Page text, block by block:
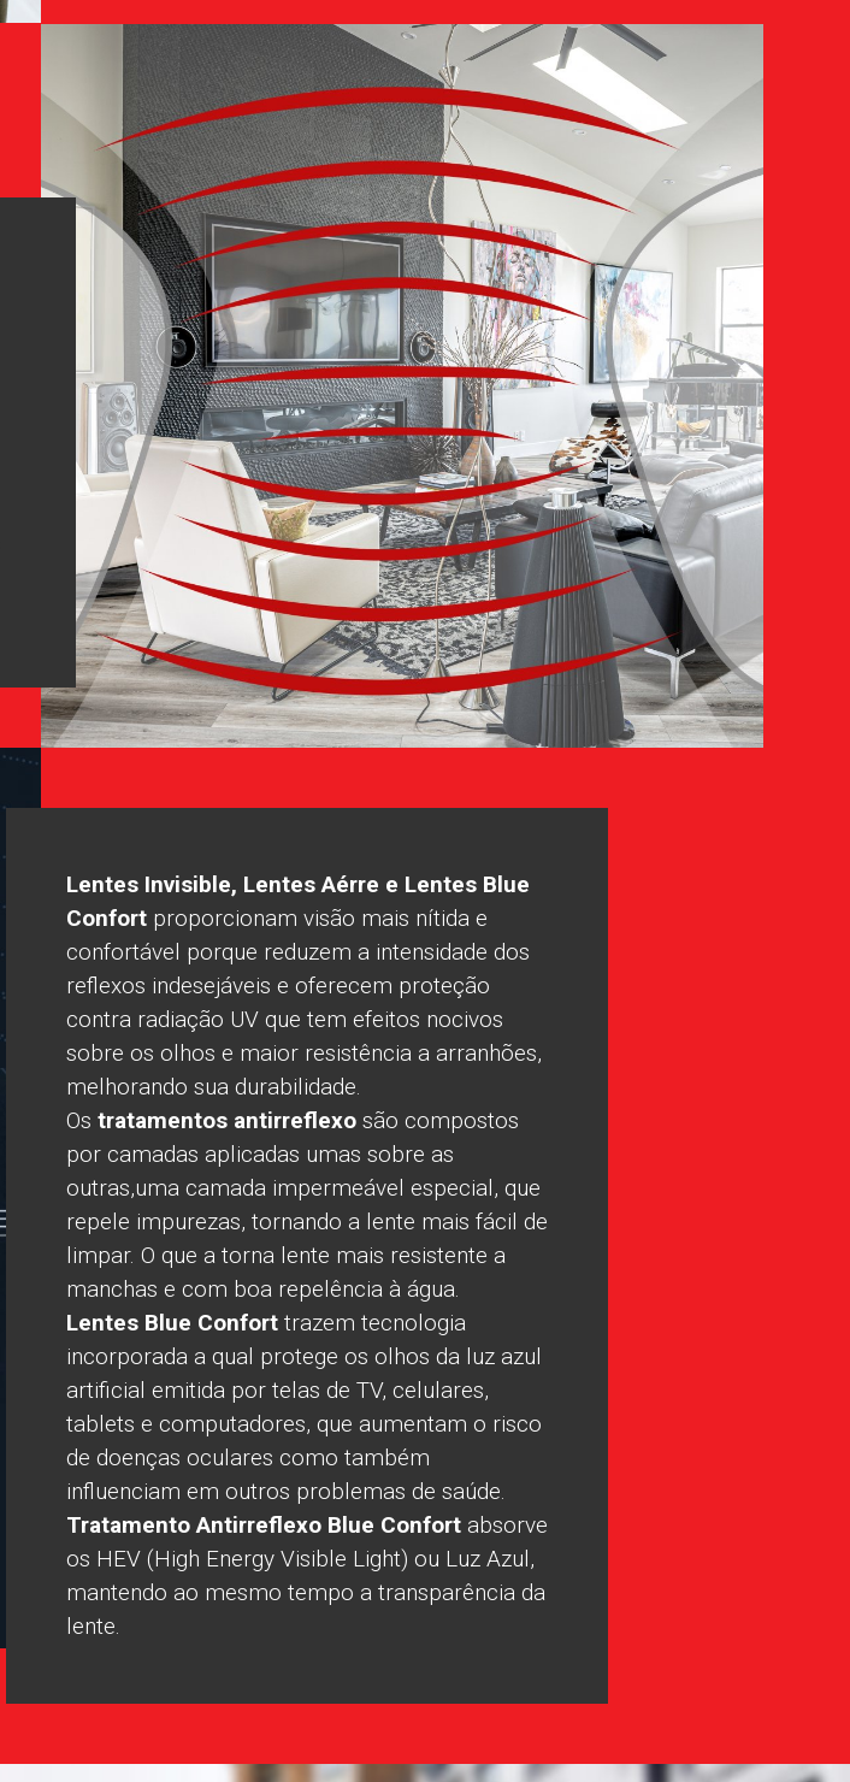
Lentes Invisible, Lentes Aérre e Lentes Blue
Confort proporcionam visão mais nítida e
confortável porque reduzem a intensidade dos
reflexos indesejáveis e oferecem proteção
contra radiação UV que tem efeitos nocivos
sobre os olhos e maior resistência a arranhões,
melhorando sua durabilidade.
Os tratamentos antirreflexo são compostos
por camadas aplicadas umas sobre as
outras,uma camada impermeável especial, que
repele impurezas, tornando a lente mais fácil de
limpar. O que a torna lente mais resistente a
manchas e com boa repelência à água.
Lentes Blue Confort trazem tecnologia
incorporada a qual protege os olhos da luz azul
artificial emitida por telas de TV, celulares,
tablets e computadores, que aumentam o risco
de doenças oculares como também
influenciam em outros problemas de saúde.
Tratamento Antirreflexo Blue Confort absorve
os HEV (High Energy Visible Light) ou Luz Azul,
mantendo ao mesmo tempo a transparência da
lente.